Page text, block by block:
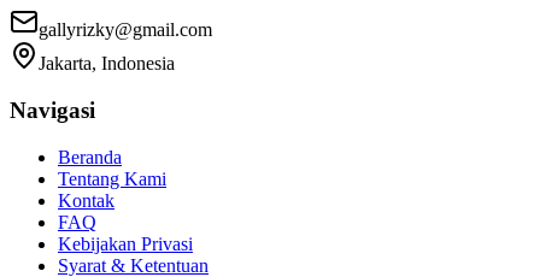
gallyrizky@gmail.com
Jakarta, Indonesia
Navigasi
Beranda
Tentang Kami
Kontak
FAQ
Kebijakan Privasi
Syarat & Ketentuan